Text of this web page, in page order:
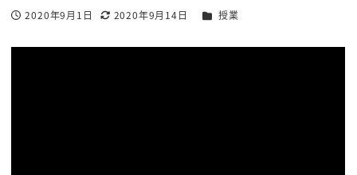
投稿日
2020年9月1日
更新日
2020年9月14日
著
カテゴリー
授業